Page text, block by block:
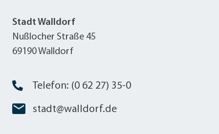
Stadt Walldorf
Nußlocher Straße 45
69190 Walldorf
Telefon: (0 62 27) 35-0
stadt@walldorf.de